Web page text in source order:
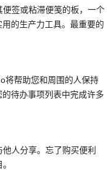
签或粘滞便笺的板，一个
的生产力工具。最重要的
将帮助您和周围的人保持
待办事项列表中完成许多
人分享。忘了购买便利